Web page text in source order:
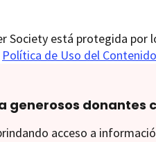
Society está protegida por
Política de Uso del Contenido
generosos donantes
acceso a